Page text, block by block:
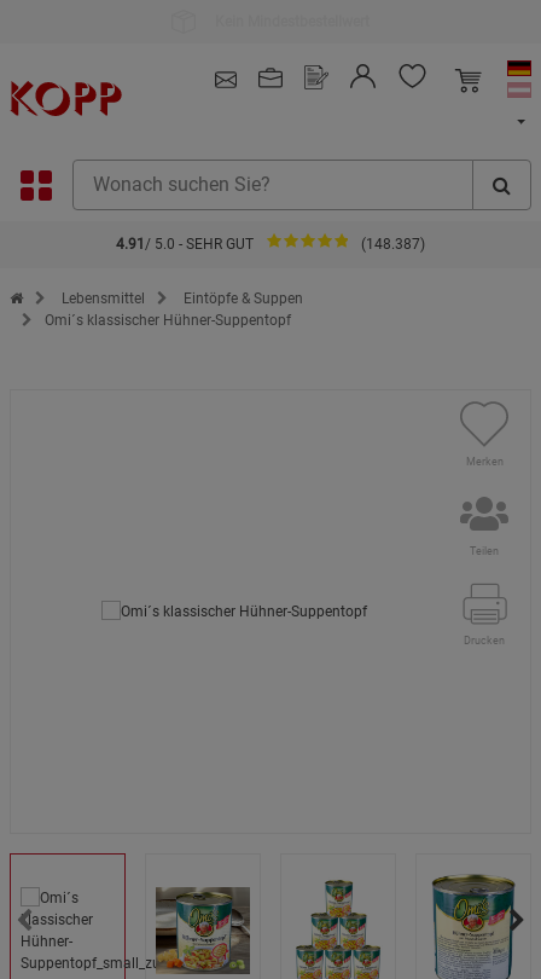
4.91 / 5.0 - SEHR GUT (148.387)
Zur Startseite des Kopp Verlag Online-Shop
Lebensmittel
Eintöpfe & Suppen
Omi´s klassischer Hühner-Suppentopf
Merken
Teilen
Drucken